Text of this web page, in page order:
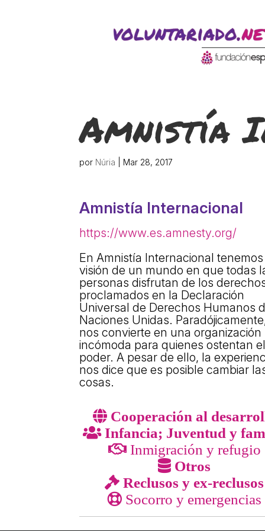
Amnistía
por Núria Mar 28, 2017
Amnistía Internacional
https://www.es.amnesty.org/
En Amnistía Internacional tenemos
visión de un mundo en que todas
personas disfrutan de los
proclamados en la Declaración
Universal de Derechos Humanos
Naciones Unidas.
nos convierte en una organización
incómoda para quienes ostentan el
poder. A pesar de ello, la
nos dice que es posible cambiar
cosas.
Cooperación al
Infancia; Juventud y
Inmigración y refugio
Otros
Reclusos y ex-reclusos
Socorro y emergencias
ACTIVITATS D'ESTIU
CASES DE COLÒNIES
CONEIX FUNDESPLAI
La Fundació
L'equip
Missió i valors
Els comptes
Memòria
Proposta